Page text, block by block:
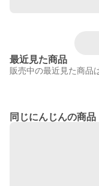
最近見た商品
販売中の最近見た商品
同じにんじんの商品